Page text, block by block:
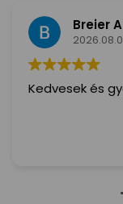
Breier
Kedvesek és